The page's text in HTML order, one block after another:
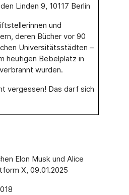
Linden 9, 10117 Berlin
und
deren Bücher vor 90
Universitätsstädten –
heutigen Bebelplatz in
wurden.
vergessen! Das darf sich
Elon Musk und Alice
X, 09.01.2025